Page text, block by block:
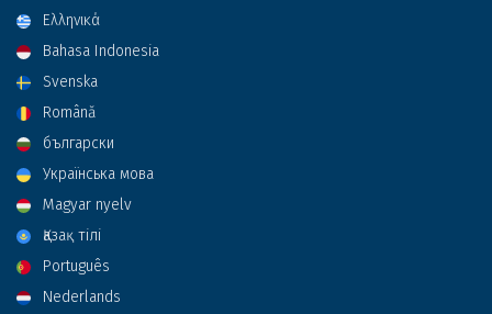
Ελληνικά
Bahasa Indonesia
Svenska
Română
български
Українська мова
Magyar nyelv
Қазақ тілі
Português
Nederlands